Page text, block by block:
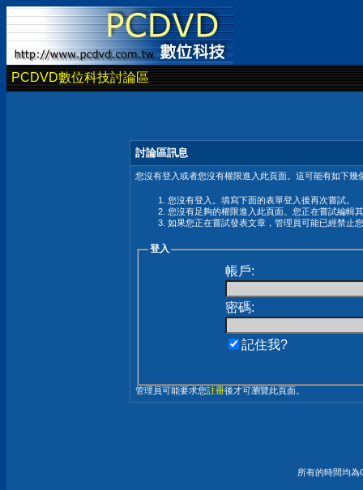
PCDVD數位科技討論區
討論區訊息
您沒有登入或者您沒有權限進入此頁面。這可能有如下幾
您沒有登入。填寫下面的表單登入後再次嘗試。
您沒有足夠的權限進入此頁面。您正在嘗試編輯
如果您正在嘗試發表文章，管理員可能已經禁止
登入
帳戶:
密碼:
記住我?
管理員可能要求您註冊後才可瀏覽此頁面。
所有的時間均為